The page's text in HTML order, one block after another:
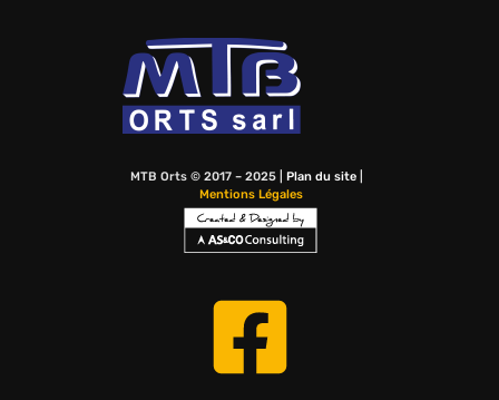
MTB Orts © 2017 – 2025 | Plan du site|
Mentions Légales